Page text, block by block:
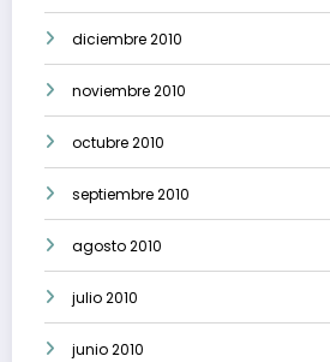
diciembre 2010
noviembre 2010
octubre 2010
septiembre 2010
agosto 2010
julio 2010
junio 2010